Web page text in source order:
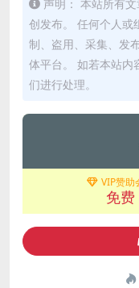
声明： 本站所有
创发布。 任何个人或
制、盗用、采集、发
体平台。 如若本站内
们进行处理。
VIP赞助
免费